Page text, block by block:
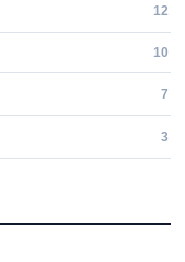
12
10
7
3